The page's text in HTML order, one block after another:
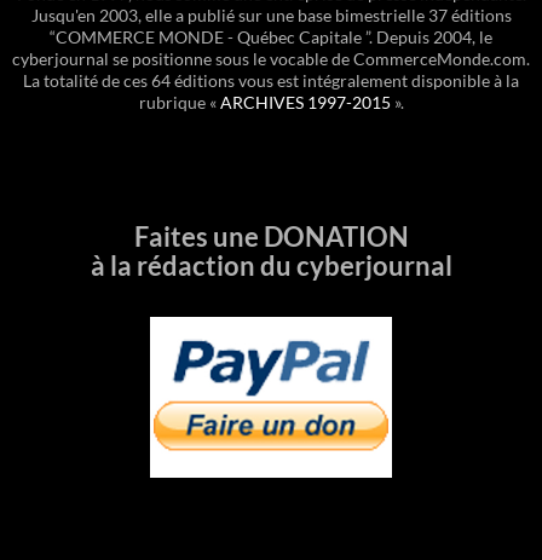
Jusqu'en 2003, elle a publié sur une base bimestrielle 37 éditions
“COMMERCE MONDE - Québec Capitale ”. Depuis 2004, le
cyberjournal se positionne sous le vocable de CommerceMonde.com.
La totalité de ces 64 éditions vous est intégralement disponible à la
rubrique «ARCHIVES 1997-2015 ».
Faites une DONATION
à la rédaction du cyberjournal